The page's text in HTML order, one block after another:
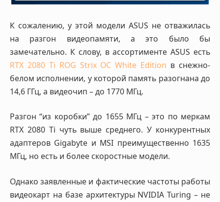
К сожалению, у этой модели ASUS не отважилась
на разгон видеопамяти, а это было бы
замечательно. К слову, в ассортименте ASUS есть
RTX 2080 Ti ROG Strix OC White Edition в снежно-
белом исполнении, у которой память разогнана до
14,6 ГГц, а видеочип – до 1770 МГц.
Разгон “из коробки” до 1655 МГц – это по меркам
RTX 2080 Ti чуть выше среднего. У конкурентных
адаптеров Gigabyte и MSI преимущественно 1635
МГц, но есть и более скоростные модели.
Однако заявленные и фактические частоты работы
видеокарт на базе архитектуры NVIDIA Turing – не